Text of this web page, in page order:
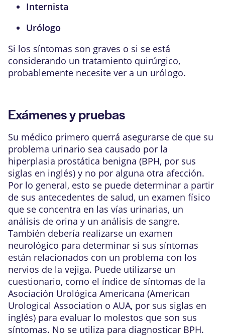
Internista
Urólogo
Si los síntomas son graves o si se está
considerando un tratamiento quirúrgico,
probablemente necesite ver a un urólogo.
Exámenes y pruebas
Su médico primero querrá asegurarse de que su
problema urinario sea causado por la
hiperplasia prostática benigna (BPH, por sus
siglas en inglés) y no por alguna otra afección.
Por lo general, esto se puede determinar a partir
de sus antecedentes de salud, un examen físico
que se concentra en las vías urinarias, un
análisis de orina y un análisis de sangre.
También debería realizarse un examen
neurológico para determinar si sus síntomas
están relacionados con un problema con los
nervios de la vejiga. Puede utilizarse un
cuestionario, como el índice de síntomas de la
Asociación Urológica Americana (American
Urological Association o AUA, por sus siglas en
inglés) para evaluar lo molestos que son sus
síntomas. No se utiliza para diagnosticar BPH.